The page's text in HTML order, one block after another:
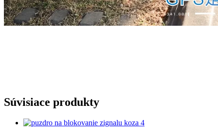
Súvisiace produkty